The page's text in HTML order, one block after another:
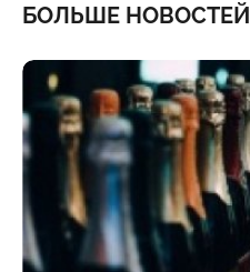
БОЛЬШЕ НОВОСТЕЙ